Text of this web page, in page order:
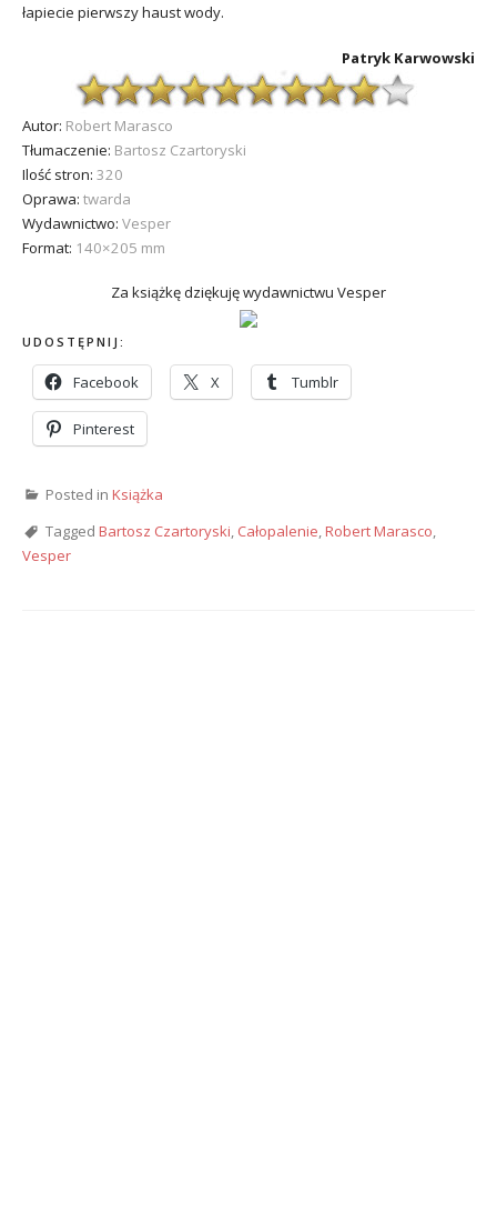
łapiecie pierwszy haust wody.
Patryk Karwowski
Autor: Robert Marasco
Tłumaczenie: Bartosz Czartoryski
Ilość stron: 320
Oprawa: twarda
Wydawnictwo: Vesper
Format: 140×205 mm
Za książkę dziękuję wydawnictwu Vesper
UDOSTĘPNIJ:
Facebook X Tumblr
Pinterest
Posted in Książka
Tagged Bartosz Czartoryski, Całopalenie,Robert Marasco,
Vesper